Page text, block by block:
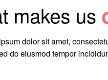
makes us
dolor sit amet,
do eiusmod tempor